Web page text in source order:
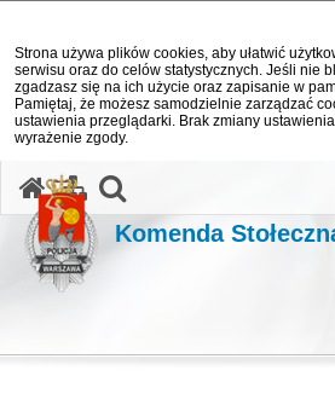
Strona używa plików cookies, aby ułatwić
serwisu oraz do celów statystycznych. Jeśli nie
zgadzasz się na ich użycie oraz zapisanie w
Pamiętaj, że możesz samodzielnie zarządzać
ustawienia przeglądarki. Brak zmiany
wyrażenie zgody.
Komenda